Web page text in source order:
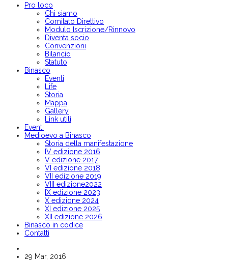
Pro loco
Chi siamo
Comitato Direttivo
Modulo Iscrizione/Rinnovo
Diventa socio
Convenzioni
Bilancio
Statuto
Binasco
Eventi
Life
Storia
Mappa
Gallery
Link utili
Eventi
Medioevo a Binasco
Storia della manifestazione
IV edizione 2016
V edizione 2017
VI edizione 2018
VII edizione 2019
VIII edizione2022
IX edizione 2023
X edizione 2024
XI edizione 2025
XII edizione 2026
Binasco in codice
Contatti
29 Mar, 2016